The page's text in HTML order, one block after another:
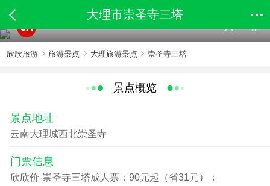
大理市崇圣寺三塔
5A
欣欣旅游 旅游景点 大理旅游景点 崇圣寺三塔
景点概览
景点地址
云南大理城西北崇圣寺
门票信息
欣欣价-崇圣寺三塔成人票：90元起（省31元）；